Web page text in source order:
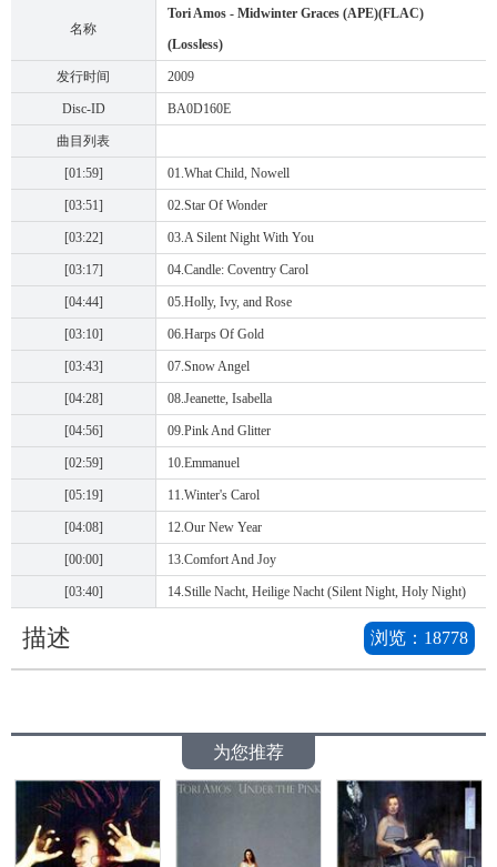
名称
Tori Amos - Midwinter Graces (APE)(FLAC)
(Lossless)
发行时间 2009
Disc-ID BA0D160E
曲目列表
[01:59] 01.What Child, Nowell
[03:51] 02.Star Of Wonder
[03:22] 03.A Silent Night With You
[03:17] 04.Candle: Coventry Carol
[04:44] 05.Holly, Ivy, and Rose
[03:10] 06.Harps Of Gold
[03:43] 07.Snow Angel
[04:28] 08.Jeanette, Isabella
[04:56] 09.Pink And Glitter
[02:59] 10.Emmanuel
[05:19] 11.Winter's Carol
[04:08] 12.Our New Year
[00:00] 13.Comfort And Joy
[03:40] 14.Stille Nacht, Heilige Nacht (Silent Night, Holy Night)
描述 浏览： 18778
为您推荐